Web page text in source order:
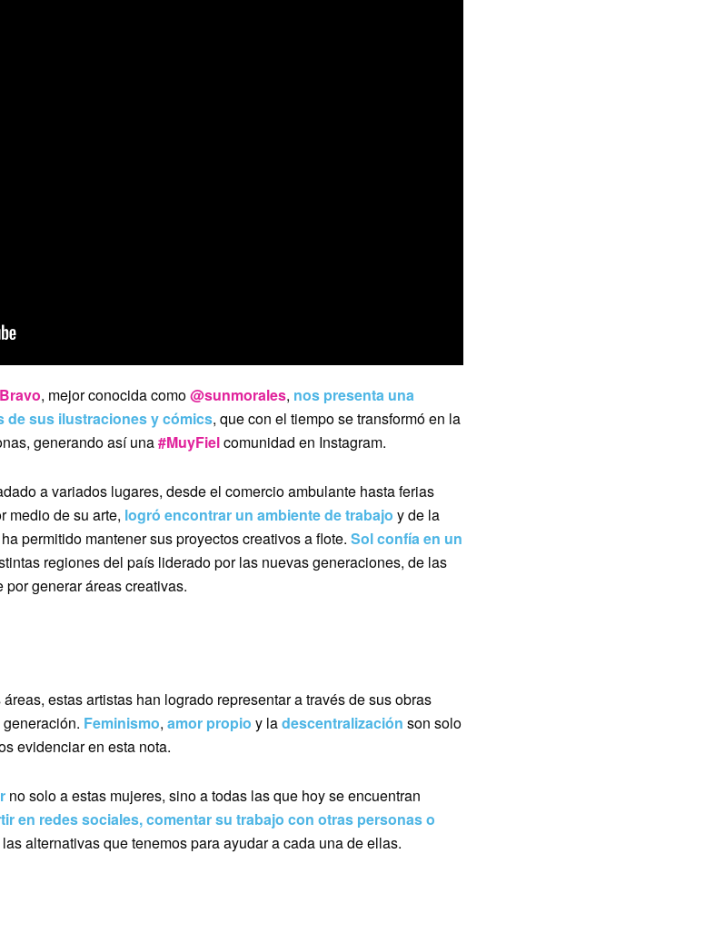
, mejor conocida como@sunmorales, nos presenta una
de sus ilustraciones y cómics, que con el tiempo se transformó en la
generando así una#MuyFielcomunidad en Instagram.
a variados lugares, desde el comercio ambulante hasta ferias
medio de su arte, logró encontrar un ambiente de trabajo y de la
permitido mantener sus proyectos creativos a flote. Solconfía en un
regiones del país liderado por las nuevas generaciones, de las
generar áreas creativas.
estas artistas han logrado representar a través de sus obras
Feminismo, amor propio y ladescentralización son solo
evidenciar en esta nota.
no solo a estas mujeres, sino a todas las que hoy se encuentran
en redes sociales, comentar su trabajo con otras personas o
alternativas que tenemos para ayudar a cada una de ellas.